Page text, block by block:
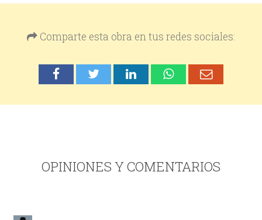
Comparte esta obra en tus redes sociales:
OPINIONES Y COMENTARIOS